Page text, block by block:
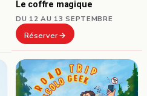
Le coffre magique
DU 12 AU 13 SEPTEMBRE
Réserver